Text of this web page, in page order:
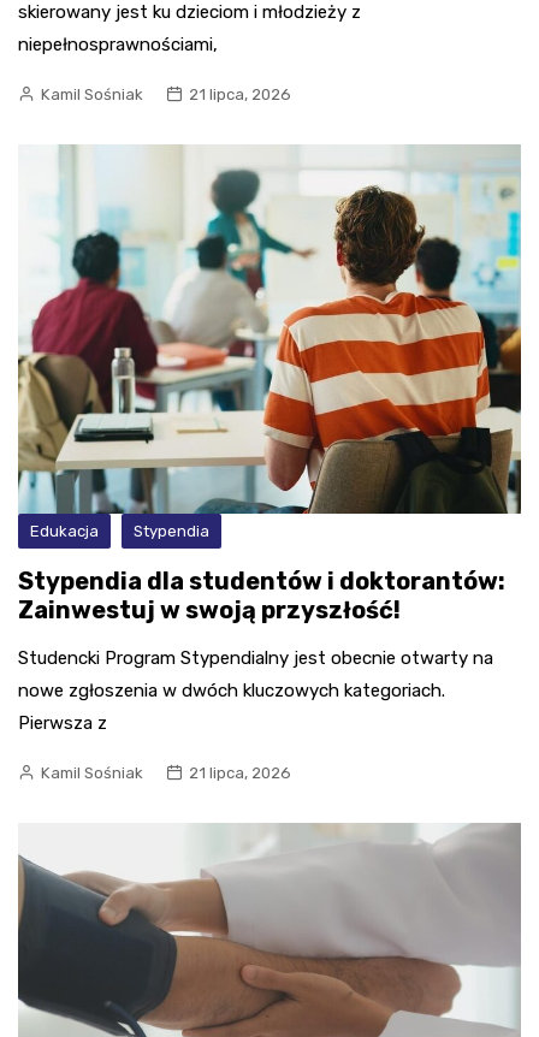
skierowany jest ku dzieciom i młodzieży z
niepełnosprawnościami,
Kamil Sośniak 21 lipca, 2026
Edukacja Stypendia
Stypendia dla studentów i doktorantów:
Zainwestuj w swoją przyszłość!
Studencki Program Stypendialny jest obecnie otwarty na
nowe zgłoszenia w dwóch kluczowych kategoriach.
Pierwsza z
Kamil Sośniak 21 lipca, 2026